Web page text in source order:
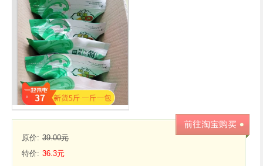
原价: 39.00元
特价: 36.3元